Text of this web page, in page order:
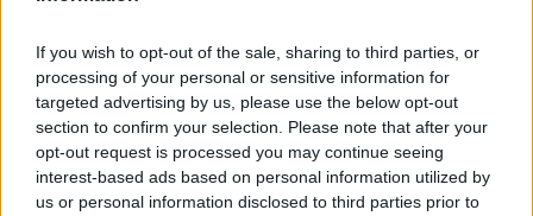
If you wish to opt-out of the sale, sharing to third parties, or
processing of your personal or sensitive information for
targeted advertising by us, please use the below opt-out
section to confirm your selection. Please note that after your
opt-out request is processed you may continue seeing
interest-based ads based on personal information utilized by
us or personal information disclosed to third parties prior to
Classifiche
Gruppo A
Scozia 15 (+ 245, 40 mete)
Giappone 10 (+123, 32 mete)